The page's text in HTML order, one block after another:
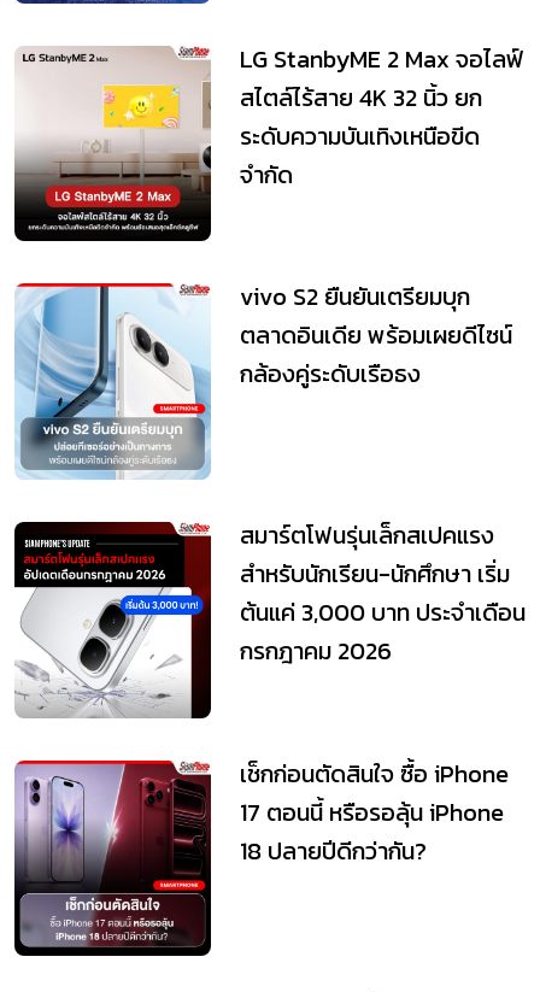
LG StanbyME 2 Max จอไลฟ์
สไตล์ไร้สาย 4K 32 นิ้ว ยก
ระดับความบันเทิงเหนือขีด
จำกัด
vivo S2 ยืนยันเตรียมบุก
ตลาดอินเดีย พร้อมเผยดีไซน์
กล้องคู่ระดับเรือธง
สมาร์ตโฟนรุ่นเล็กสเปคแรง
สำหรับนักเรียน-นักศึกษา เริ่ม
ต้นแค่ 3,000 บาท ประจำเดือน
กรกฎาคม 2026
เช็กก่อนตัดสินใจ ซื้อ iPhone
17 ตอนนี้ หรือรอลุ้น iPhone
18 ปลายปีดีกว่ากัน?